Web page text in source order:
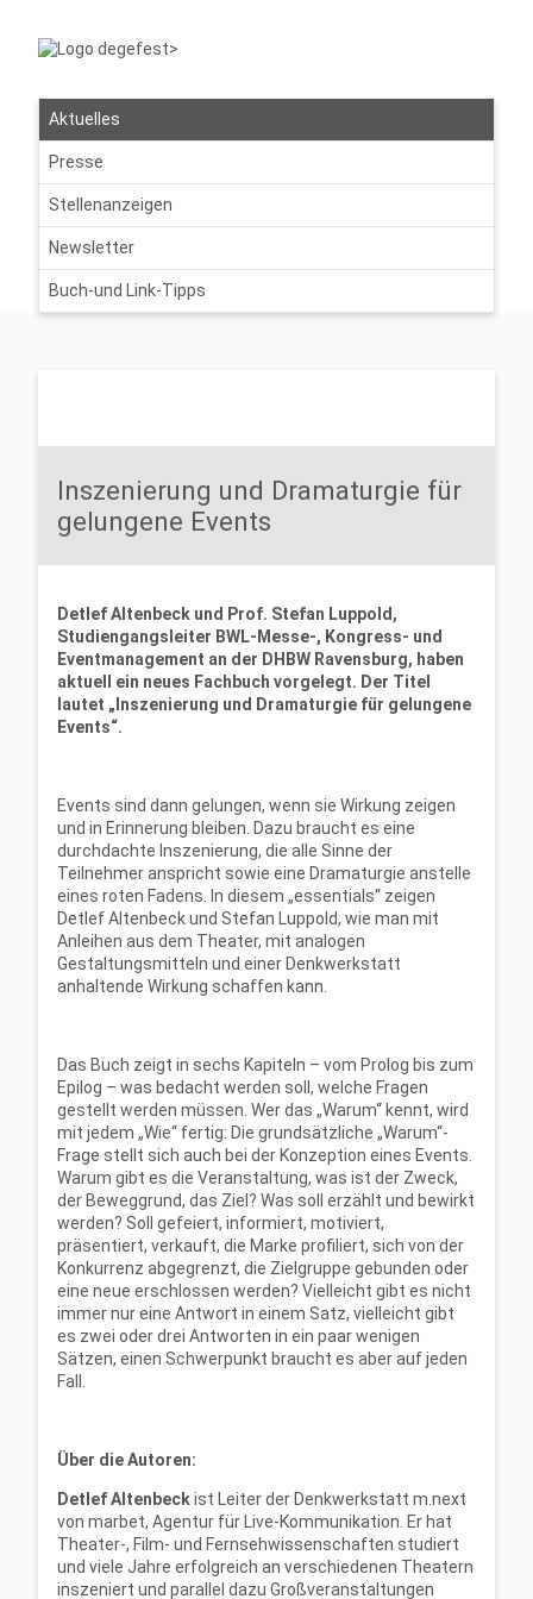
Aktuelles
Presse
Stellenanzeigen
Newsletter
Buch-und Link-Tipps
Inszenierung und Dramaturgie für
gelungene Events
Detlef Altenbeck und Prof. Stefan Luppold,
Studiengangsleiter BWL-Messe-, Kongress- und
Eventmanagement an der DHBW Ravensburg, haben
aktuell ein neues Fachbuch vorgelegt. Der Titel
lautet „Inszenierung und Dramaturgie für gelungene
Events“.
Events sind dann gelungen, wenn sie Wirkung zeigen
und in Erinnerung bleiben. Dazu braucht es eine
durchdachte Inszenierung, die alle Sinne der
Teilnehmer anspricht sowie eine Dramaturgie anstelle
eines roten Fadens. In diesem „essentials“ zeigen
Detlef Altenbeck und Stefan Luppold, wie man mit
Anleihen aus dem Theater, mit analogen
Gestaltungsmitteln und einer Denkwerkstatt
anhaltende Wirkung schaffen kann.
Das Buch zeigt in sechs Kapiteln – vom Prolog bis zum
Epilog – was bedacht werden soll, welche Fragen
gestellt werden müssen. Wer das „Warum“ kennt, wird
mit jedem „Wie“ fertig: Die grundsätzliche „Warum“-
Frage stellt sich auch bei der Konzeption eines Events.
Warum gibt es die Veranstaltung, was ist der Zweck,
der Beweggrund, das Ziel? Was soll erzählt und bewirkt
werden? Soll gefeiert, informiert, motiviert,
präsentiert, verkauft, die Marke profiliert, sich von der
Konkurrenz abgegrenzt, die Zielgruppe gebunden oder
eine neue erschlossen werden? Vielleicht gibt es nicht
immer nur eine Antwort in einem Satz, vielleicht gibt
es zwei oder drei Antworten in ein paar wenigen
Sätzen, einen Schwerpunkt braucht es aber auf jeden
Fall.
Über die Autoren:
Detlef Altenbeckist Leiter der Denkwerkstatt m.next
von marbet, Agentur für Live-Kommunikation. Er hat
Theater-, Film- und Fernsehwissenschaften studiert
und viele Jahre erfolgreich an verschiedenen Theatern
inszeniert und parallel dazu Großveranstaltungen